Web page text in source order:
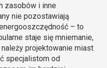
zasobów i inne
nie pozostawiają
– to
staje się mniemanie,
projektowanie miast
specjalistom od